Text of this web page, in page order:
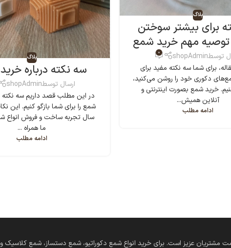
بلاگ
برای بیشتر سوختن
مهم خرید شمع
توسطshopAdmin
0
برای شما سه نکته مفید برای
دکوری خود را روشن می‌کنید،
خرید شمع بصورت اینترنتی و
آنلاین همیش...
ادامه مطلب
بلاگ
سه نکته درباره
ارسال توسطshopAdmin
در این مطلب قصد داریم سه نکته
سال تجربه ساخت و فروش انواع
ما همراه ...
ادامه مطلب
دستساز در خدمت مشتریان عزیز است. برای خرید انواع شمع دکوراتیو، شمع دستساز،